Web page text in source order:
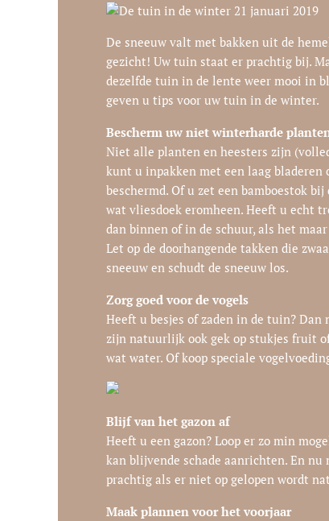
21 januari 2019
De sneeuw valt met bakken uit de
gezicht! Uw tuin staat er prachtig bij.
dezelfde tuin in de lente weer mooi in
geven u tips voor uw tuin in de winter.
Bescherm uw niet winterharde
Niet alle planten en heesters zijn
kunt u inpakken met een laag bladeren
beschermd. Of u zet een bamboestok
wat vliesdoek eromheen. Heeft u echt
dan binnen of in de schuur, als het
Let op de doorhangende takken die
sneeuw en schudt de sneeuw los.
Zorg goed voor de vogels
Heeft u besjes of zaden in de tuin? Dan
zijn natuurlijk ook gek op stukjes fruit
wat water. Of koop speciale
Blijf van het gazon af
Heeft u een gazon? Loop er zo min
kan blijvende schade aanrichten. En nu
prachtig als er niet op gelopen wordt
Maak plannen voor het voorjaar